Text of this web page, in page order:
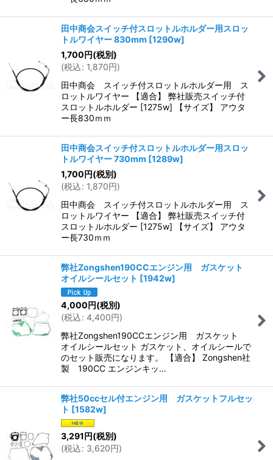
田中商会スイッチ付スロットルホルダー用スロッ
トルワイヤー 830mm [1290w]
1,700円(税別)
(税込: 1,870円)
田中商会 スイッチ付スロットルホルダー用 ス
ロットルワイヤー 【適合】 弊社販売スイッチ付
スロットルホルダー [1275w] 【サイズ】 アウタ
ー長830ｍｍ
田中商会スイッチ付スロットルホルダー用スロッ
トルワイヤー 730mm [1289w]
1,700円(税別)
(税込: 1,870円)
田中商会 スイッチ付スロットルホルダー用 ス
ロットルワイヤー 【適合】 弊社販売スイッチ付
スロットルホルダー [1275w] 【サイズ】 アウタ
ー長730ｍｍ
弊社Zongshen190CCエンジン用 ガスケット
オイルシールセット [1942w]
4,000円(税別)
(税込: 4,400円)
弊社Zongshen190CCエンジン用 ガスケット
オイルシールセット ガスケット、オイルシールで
のセット販売になります。 【適合】 Zongshen社
製 190CC エンジンキッ…
弊社50ccセル付エンジン用 ガスケットフルセッ
ト [1582w]
3,291円(税別)
(税込: 3,620円)